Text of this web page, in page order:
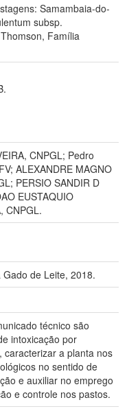
Samambaia-do-
subsp.
Família
CNPGL; Pedro
ALEXANDRE MAGNO
PERSIO SANDIR D
EUSTAQUIO
CNPGL.
de Leite, 2018.
técnico são
intoxicação por
caracterizar a planta nos
no sentido de
e auxiliar no emprego
e controle nos pastos.